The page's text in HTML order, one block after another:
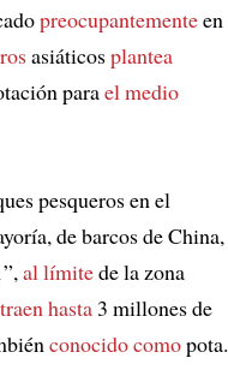
preocupantementeen
asiáticosplantea
parael medio
pesqueros en el
de barcos de China,
al límitede la zona
hasta 3 millones de
conocido comopota.